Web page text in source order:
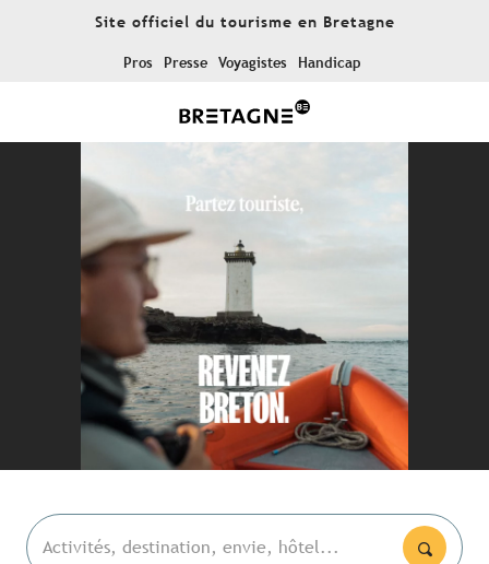
Site officiel du tourisme en Bretagne
Pros Presse Voyagistes Handicap
Activités, destination, envie, hôtel...